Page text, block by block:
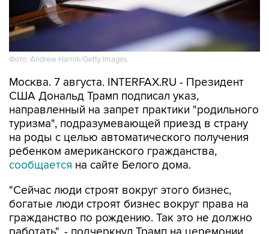
Фото: Andrew Harnik/Getty Images
Москва. 7 августа. INTERFAX.RU - Президент
направленный на запрет практики "родильного
туризма", подразумевающей приезд в страну
на роды с целью автоматического получения
ребенком американского гражданства,
сообщаетсяна сайте Белого дома.
"Сейчас люди строят вокруг этого бизнес,
гражданство по рождению. Так это не должно
работать", - подчеркнул Трамп на церемонии
подписания.